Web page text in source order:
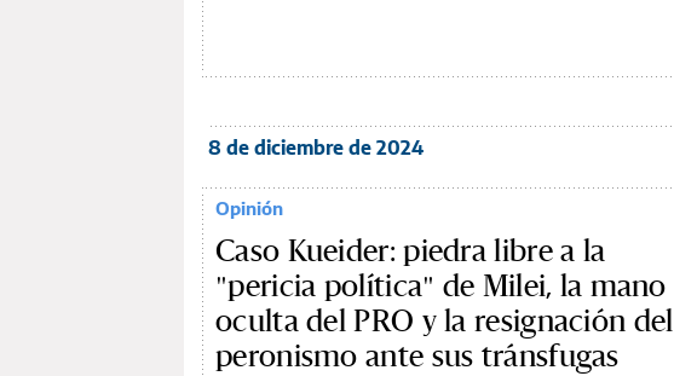
8 de diciembre de 2024
Opinión
Caso Kueider: piedra libre a la
"pericia política" de Milei, la mano
oculta del PRO y la resignación del
peronismo ante sus tránsfugas